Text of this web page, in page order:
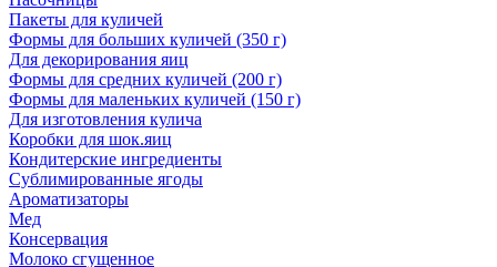
Пакеты для куличей
Формы для больших куличей (350 г)
Для декорирования яиц
Формы для средних куличей (200 г)
Формы для маленьких куличей (150 г)
Для изготовления кулича
Коробки для шок.яиц
Кондитерские ингредиенты
Сублимированные ягоды
Ароматизаторы
Мед
Консервация
Молоко сгущенное